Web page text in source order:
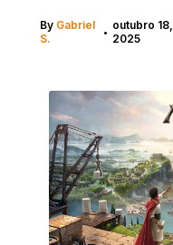
By Gabriel
S.
• outubro 18,
2025